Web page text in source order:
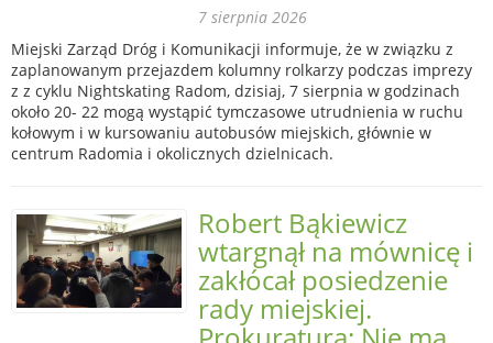
7 sierpnia 2026
Miejski Zarząd Dróg i Komunikacji informuje, że w związku z
zaplanowanym przejazdem kolumny rolkarzy podczas imprezy
z z cyklu Nightskating Radom, dzisiaj, 7 sierpnia w godzinach
około 20- 22 mogą wystąpić tymczasowe utrudnienia w ruchu
kołowym i w kursowaniu autobusów miejskich, głównie w
centrum Radomia i okolicznych dzielnicach.
Robert Bąkiewicz
wtargnął na mównicę i
zakłócał posiedzenie
rady miejskiej.